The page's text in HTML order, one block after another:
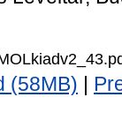
(58MB)